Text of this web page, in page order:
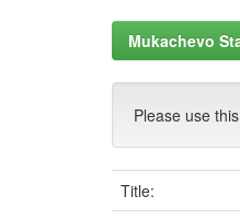
Mukachevo
Please use
Title: